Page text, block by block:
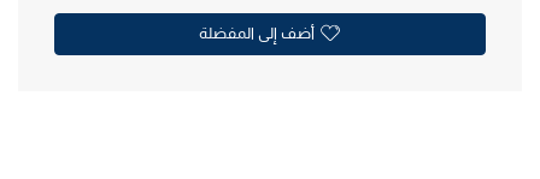
أضف إلى المفضلة